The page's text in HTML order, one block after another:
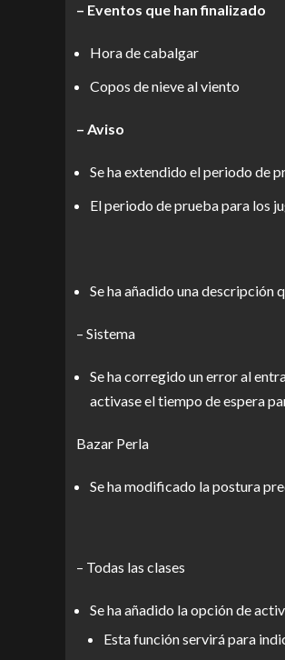
– Eventos que han finalizado
Hora de cabalgar
Copos de nieve al viento
– Aviso
Se ha extendido el periodo de
El periodo de prueba para los
Se ha añadido una descripción
– Sistema
Se ha corregido un error al
activase el tiempo de espera
Bazar Perla
Se ha modificado la postura
– Todas las clases
Se ha añadido la opción de
Esta función servirá para